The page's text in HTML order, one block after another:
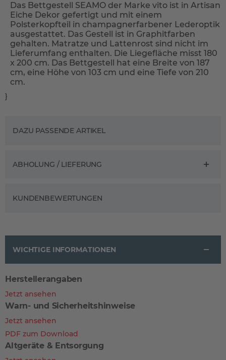
Das Bettgestell SEAMO der Marke vito ist in Artisan
Eiche Dekor gefertigt und mit einem
Polsterkopfteil in champagnerfarbener Lederoptik
ausgestattet. Das Gestell ist in Graphitfarben
gehalten. Matratze und Lattenrost sind nicht im
Lieferumfang enthalten. Die Liegefläche misst 180
x 200 cm. Das Bettgestell hat eine Breite von 187
cm, eine Höhe von 103 cm und eine Tiefe von 210
cm.
}
DAZU PASSENDE ARTIKEL
ABHOLUNG / LIEFERUNG
KUNDENBEWERTUNGEN
WICHTIGE INFORMATIONEN
Herstellerangaben
Jetzt ansehen
Warn- und Sicherheitshinweise
Jetzt ansehen
PDF zum Download
Altgeräte & Entsorgung